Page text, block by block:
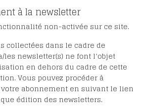
à la newsletter
non-activée sur ce site.
collectées dans le cadre de
les newsletter(s) ne font l’objet
en dehors du cadre de cette
Vous pouvez procéder à
abonnement en suivant le lien
édition des newsletters.